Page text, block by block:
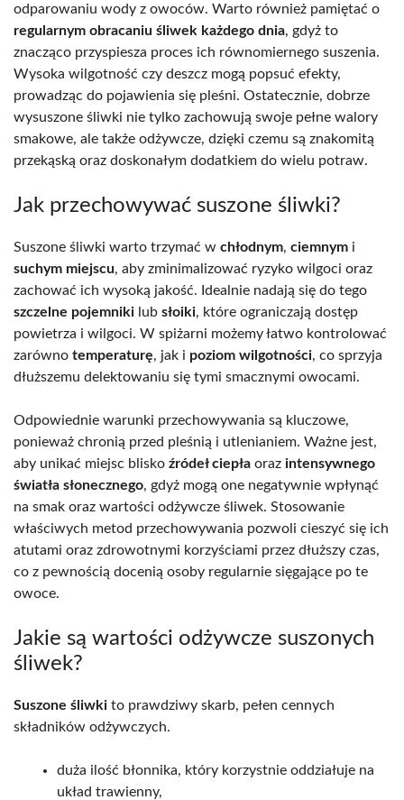
odparowaniu wody z owoców. Warto również pamiętać o
regularnym obracaniu śliwek każdego dnia, gdyż to
znacząco przyspiesza proces ich równomiernego suszenia.
Wysoka wilgotność czy deszcz mogą popsuć efekty,
prowadząc do pojawienia się pleśni. Ostatecznie, dobrze
wysuszone śliwki nie tylko zachowują swoje pełne walory
smakowe, ale także odżywcze, dzięki czemu są znakomitą
przekąską oraz doskonałym dodatkiem do wielu potraw.
Jak przechowywać suszone śliwki?
Suszone śliwki warto trzymać w chłodnym, ciemnym i
suchym miejscu, aby zminimalizować ryzyko wilgoci oraz
zachować ich wysoką jakość. Idealnie nadają się do tego
szczelne pojemniki lub słoiki, które ograniczają dostęp
powietrza i wilgoci. W spiżarni możemy łatwo kontrolować
zarówno temperaturę, jak i poziom wilgotności, co sprzyja
dłuższemu delektowaniu się tymi smacznymi owocami.
Odpowiednie warunki przechowywania są kluczowe,
ponieważ chronią przed pleśnią i utlenianiem. Ważne jest,
aby unikać miejsc blisko źródeł ciepła oraz intensywnego
światła słonecznego, gdyż mogą one negatywnie wpłynąć
na smak oraz wartości odżywcze śliwek. Stosowanie
właściwych metod przechowywania pozwoli cieszyć się ich
atutami oraz zdrowotnymi korzyściami przez dłuższy czas,
co z pewnością docenią osoby regularnie sięgające po te
owoce.
Jakie są wartości odżywcze suszonych
śliwek?
Suszone śliwki to prawdziwy skarb, pełen cennych
składników odżywczych.
duża ilość błonnika, który korzystnie oddziałuje na
układ trawienny,